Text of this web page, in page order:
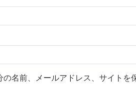
名前、メールアドレス、サイトを